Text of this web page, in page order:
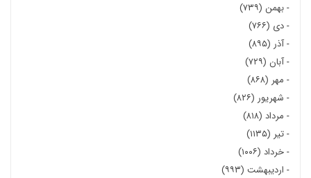
-بهمن (۷۳۹)
-دی (۷۶۶)
-آذر (۸۹۵)
-آبان (۷۲۹)
- مهر (۸۶۸)
- شهریور (۸۲۶)
- مرداد (۸۱۸)
-تیر (۱۱۳۵)
-خرداد (۱۰۰۶)
- اردیبهشت (۹۹۳)